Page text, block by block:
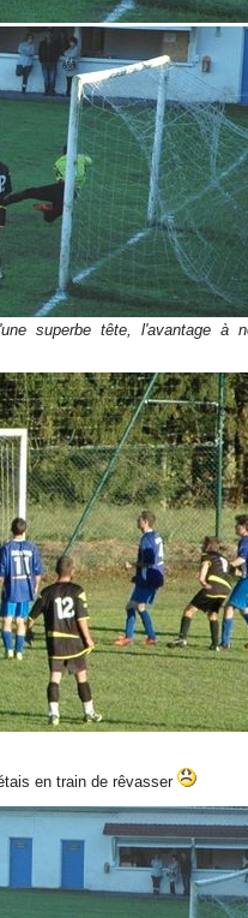
superbe tête, l'avantage à
en train de rêvasser